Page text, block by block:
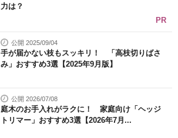
力は？
PR
公開 2025/09/04
手が届かない枝もスッキリ！ 「高枝切りばさ
み」おすすめ3選【2025年9月版】
公開 2026/07/08
庭木のお手入れがラクに！ 家庭向け「ヘッジ
トリマー」おすすめ3選【2026年7月...